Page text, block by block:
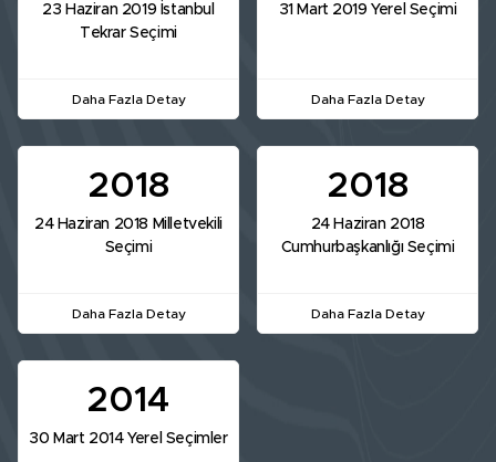
23 Haziran 2019 İstanbul
Tekrar Seçimi
Daha Fazla Detay
31 Mart 2019 Yerel Seçimi
Daha Fazla Detay
2018
24 Haziran 2018 Milletvekili
Seçimi
Daha Fazla Detay
2018
24 Haziran 2018
Cumhurbaşkanlığı Seçimi
Daha Fazla Detay
2014
30 Mart 2014 Yerel Seçimler